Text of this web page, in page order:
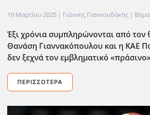
19 Μαρτίου 2025 | Γιάννης Γιαννουδάκης |
Έξι χρόνια συμπληρώνονται από τον
Θανάση Γιαννακόπουλου και η ΚΑΕ
δεν ξεχνά τον εμβληματικό
ΠΕΡΙΣΣΌΤΕΡΑ